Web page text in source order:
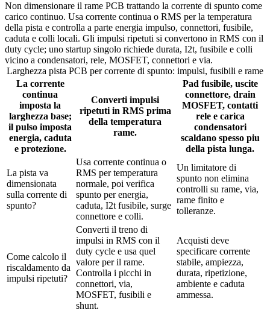
Non dimensionare il rame PCB trattando la corrente di spunto come
carico continuo. Usa corrente continua o RMS per la temperatura
della pista e controlla a parte energia impulso, connettori, fusibile,
caduta e colli locali. Gli impulsi ripetuti si convertono in RMS con il
duty cycle; uno startup singolo richiede durata, I2t, fusibile e colli
vicino a condensatori, rele, MOSFET, connettori e via.
Larghezza pista PCB per corrente di spunto: impulsi, fusibili e rame
La corrente
continua
imposta la
larghezza base;
il pulso imposta
energia, caduta
e protezione.
Converti impulsi
ripetuti in RMS prima
della temperatura
rame.
Pad fusibile, uscite
connettore, drain
MOSFET, contatti
rele e carica
condensatori
scaldano spesso piu
della pista lunga.
La pista va
dimensionata
sulla corrente di
spunto?
Usa corrente continua o
RMS per temperatura
normale, poi verifica
spunto per energia,
caduta, I2t fusibile, surge
connettore e colli.
Un limitatore di
spunto non elimina
controlli su rame, via,
rame finito e
tolleranze.
Come calcolo il
riscaldamento da
impulsi ripetuti?
Converti il treno di
impulsi in RMS con il
duty cycle e usa quel
valore per il rame.
Controlla i picchi in
connettori, via,
MOSFET, fusibili e
shunt.
Acquisti deve
specificare corrente
stabile, ampiezza,
durata, ripetizione,
ambiente e caduta
ammessa.